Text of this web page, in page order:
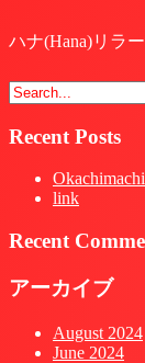
ハナ(Hana)リラ
Recent Posts
link
Recent
アーカイブ
August 2024
June 2024